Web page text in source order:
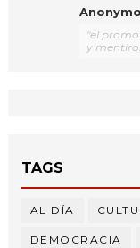
"el
y
TAGS
AL DÍA
DEMOCRACIA